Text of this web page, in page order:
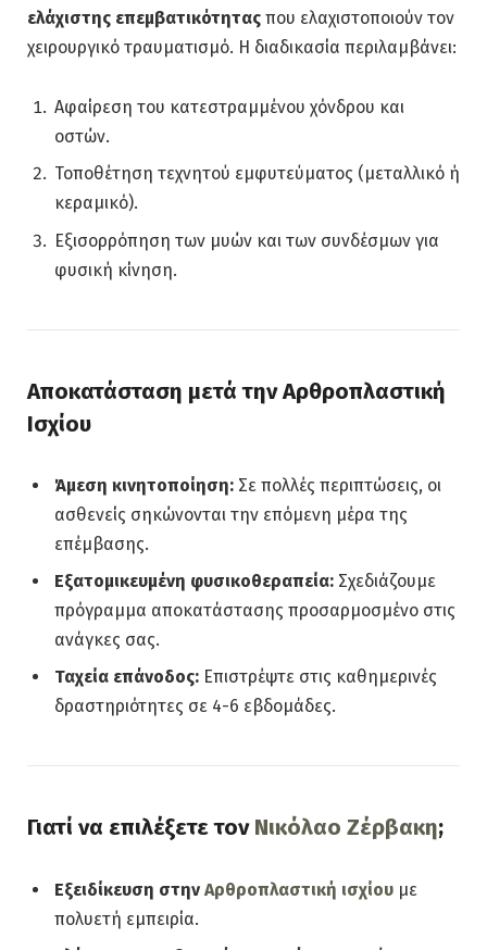
ελάχιστης επεμβατικότητας που ελαχιστοποιούν τον
χειρουργικό τραυματισμό. Η διαδικασία περιλαμβάνει:
Αφαίρεση του κατεστραμμένου χόνδρου και
οστών.
Τοποθέτηση τεχνητού εμφυτεύματος (μεταλλικό ή
κεραμικό).
Εξισορρόπηση των μυών και των συνδέσμων για
φυσική κίνηση.
Αποκατάσταση μετά την Αρθροπλαστική
Ισχίου
Άμεση κινητοποίηση: Σε πολλές περιπτώσεις, οι
ασθενείς σηκώνονται την επόμενη μέρα της
επέμβασης.
Εξατομικευμένη φυσικοθεραπεία: Σχεδιάζουμε
πρόγραμμα αποκατάστασης προσαρμοσμένο στις
ανάγκες σας.
Ταχεία επάνοδος: Επιστρέψτε στις καθημερινές
δραστηριότητες σε 4-6 εβδομάδες.
Γιατί να επιλέξετε τον Νικόλαο Ζέρβακη;
Εξειδίκευση στην Αρθροπλαστική ισχίου με
πολυετή εμπειρία.